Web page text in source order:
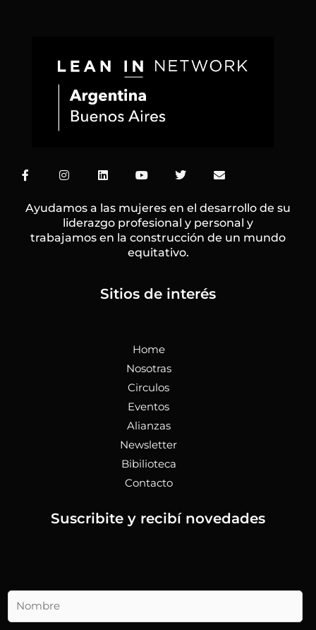
F
a
e
b
o
I
n
t
a
g
r
L
i
k
e
d
i
Y
o
t
u
b
e
T
w
t
t
e
r
E
n
e
l
o
p
Ayudamos a las mujeres en el desarrollo de su
liderazgo profesional y personal y
trabajamos en la construcción de un mundo
equitativo.
Sitios de interés
Home
Nosotras
Circulos
Eventos
Alianzas
Newsletter
Bibilioteca
Contacto
Suscribite y recibí novedades
N
m